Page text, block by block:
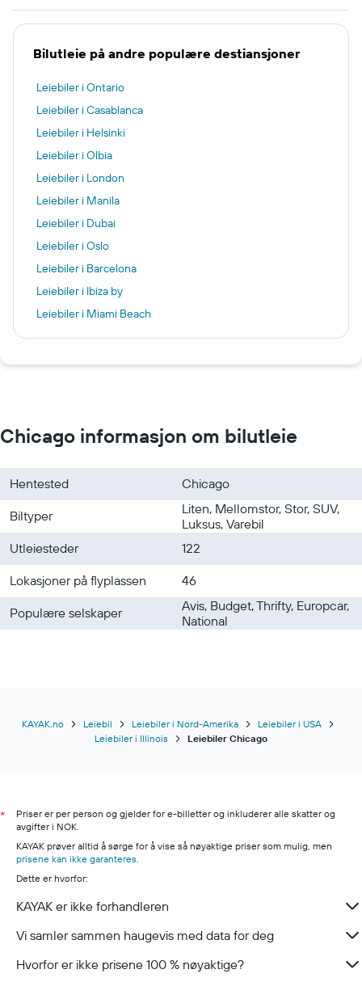
Bilutleie på andre populære destiansjoner
Leiebiler i Ontario
Leiebiler i Casablanca
Leiebiler i Helsinki
Leiebiler i Olbia
Leiebiler i London
Leiebiler i Manila
Leiebiler i Dubai
Leiebiler i Oslo
Leiebiler i Barcelona
Leiebiler i Ibiza by
Leiebiler i Miami Beach
Leiebiler i Annecy
Chicago informasjon om bilutleie
Hentested
Chicago
Biltyper
Liten, Mellomstor, Stor, SUV,
Luksus, Varebil
Utleiesteder
122
Lokasjoner på flyplassen
46
Populære selskaper
Avis, Budget, Thrifty, Europcar,
National
KAYAK.no Leiebil Leiebiler i Nord-Amerika
Leiebiler i USA
Leiebiler i Illinois
Leiebiler Chicago
*
Priser er per person og gjelder for e-billetter og inkluderer alle skatter og
avgifter i NOK.
KAYAK prøver alltid å sørge for å vise så nøyaktige priser som mulig, men
prisene kan ikke garanteres
Dette er hvorfor:
KAYAK er ikke forhandleren
Vi samler sammen haugevis med data for deg
Hvorfor er ikke prisene 100 % nøyaktige?